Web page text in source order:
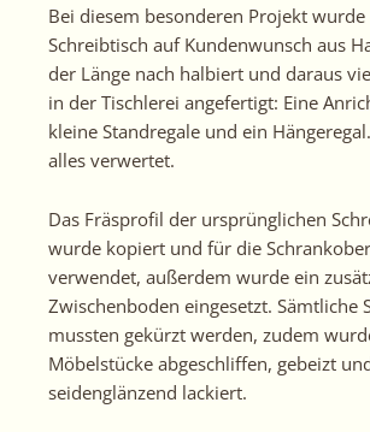
Bei diesem besonderen Projekt wurde
Schreibtisch auf Kundenwunsch aus
der Länge nach halbiert und daraus
in der Tischlerei angefertigt: Eine
kleine Standregale und ein
alles verwertet.
Das Fräsprofil der ursprünglichen
wurde kopiert und für die
verwendet, außerdem wurde ein
Zwischenboden eingesetzt. Sämtliche
mussten gekürzt werden, zudem
Möbelstücke abgeschliffen, gebeizt
seidenglänzend lackiert.